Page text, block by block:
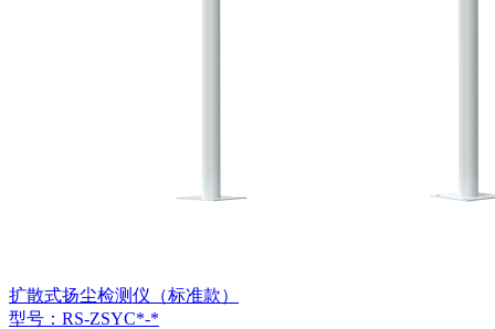
扩散式扬尘检测仪（标准款）
型号：RS-ZSYC*-*